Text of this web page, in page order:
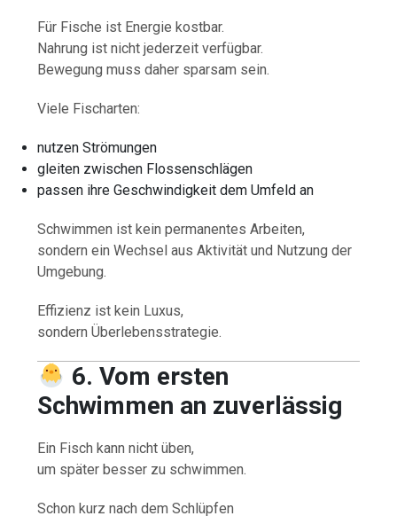
Für Fische ist Energie kostbar.
Nahrung ist nicht jederzeit verfügbar.
Bewegung muss daher sparsam sein.
Viele Fischarten:
nutzen Strömungen
gleiten zwischen Flossenschlägen
passen ihre Geschwindigkeit dem Umfeld an
Schwimmen ist kein permanentes Arbeiten,
sondern ein Wechsel aus Aktivität und Nutzung der
Umgebung.
Effizienz ist kein Luxus,
sondern Überlebensstrategie.
6. Vom ersten
Schwimmen an zuverlässig
Ein Fisch kann nicht üben,
um später besser zu schwimmen.
Schon kurz nach dem Schlüpfen